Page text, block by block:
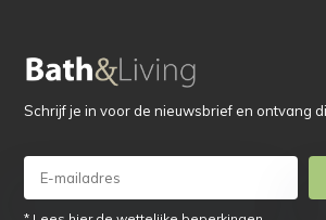
Schrijf je in voor de nieuwsbrief en ontvang